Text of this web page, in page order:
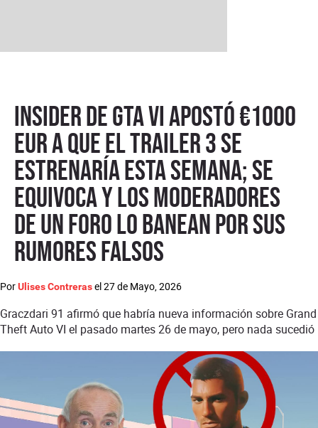
Insider de GTA VI apostó €1000
EUR a que el trailer 3 se
estrenaría esta semana; se
equivoca y los moderadores
de un foro lo banean por sus
rumores falsos
PorUlises Contrerasel27 de Mayo, 2026
Graczdari 91 afirmó que habría nueva información sobre Grand
Theft Auto VI el pasado martes 26 de mayo, pero nada sucedió